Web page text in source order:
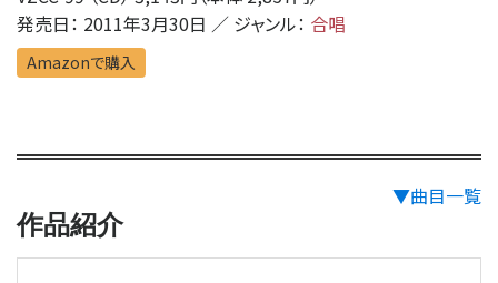
発売日： 2011年3月30日 ／ ジャンル： 合唱
Amazonで購入
▼曲目一覧
作品紹介